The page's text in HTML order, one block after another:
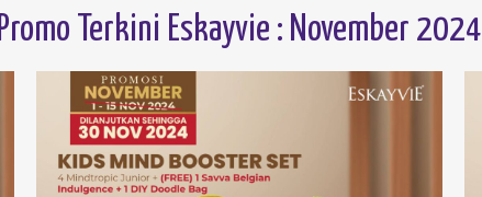
Promo Terkini Eskayvie : November 2024